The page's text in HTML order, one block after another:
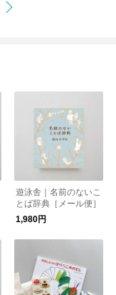
遊泳舎｜名前のないこ
とば辞典［メール便］
1,980円